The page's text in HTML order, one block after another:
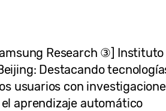
Research ③] Instituto
Destacando
usuarios con
aprendizaje automático